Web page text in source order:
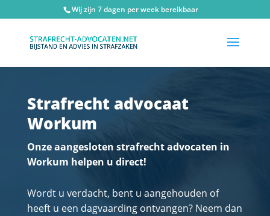
Wij zijn 7 dagen per week bereikbaar
Strafrecht advocaat
Workum
Onze aangesloten strafrecht advocaten in
Workum helpen u direct!
Wordt u verdacht, bent u aangehouden of
heeft u een dagvaarding ontvangen? Neem dan